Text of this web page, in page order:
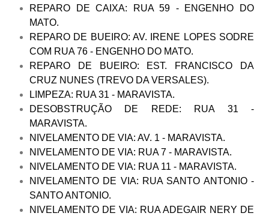
REPARO DE CAIXA: RUA 59 - ENGENHO DO
MATO.
REPARO DE BUEIRO: AV. IRENE LOPES SODRE
COM RUA 76 - ENGENHO DO MATO.
REPARO DE BUEIRO: EST. FRANCISCO DA
CRUZ NUNES (TREVO DA VERSALES).
LIMPEZA: RUA 31 - MARAVISTA.
DESOBSTRUÇÃO DE REDE: RUA 31 -
MARAVISTA.
NIVELAMENTO DE VIA: AV. 1 - MARAVISTA.
NIVELAMENTO DE VIA: RUA 7 - MARAVISTA.
NIVELAMENTO DE VIA: RUA 11 - MARAVISTA.
NIVELAMENTO DE VIA: RUA SANTO ANTONIO -
SANTO ANTONIO.
NIVELAMENTO DE VIA: RUA ADEGAIR NERY DE